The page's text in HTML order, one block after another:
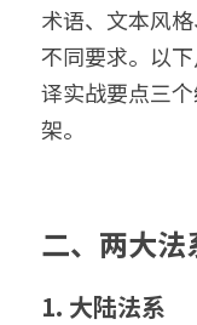
术语、文本风
不同要求。以
译实战要点三
架。
二、两大
1. 大陆法系